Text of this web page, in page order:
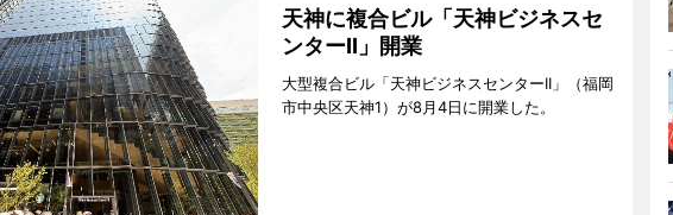
天神に複合ビル「天神ビジネスセ
ンターII」開業
大型複合ビル「天神ビジネスセンターII」（福岡
市中央区天神1）が8月4日に開業した。